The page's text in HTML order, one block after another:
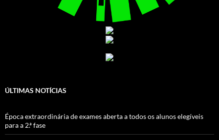
ÚLTIMAS NOTÍCIAS
Época extraordinária de exames aberta a todos os alunos elegíveis
para a 2.ª fase